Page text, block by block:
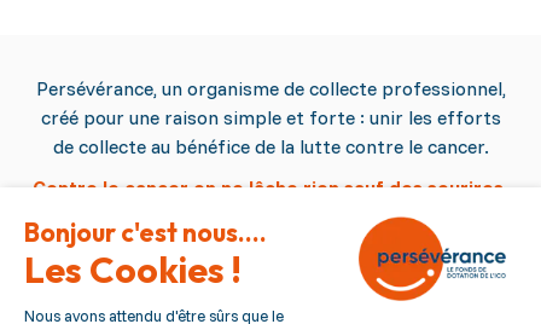
Persévérance, un organisme de collecte professionnel,
créé pour une raison simple et forte : unir les efforts
de collecte au bénéfice de la lutte contre le cancer.
Contre le cancer on ne lâche rien sauf des sourires.
Persévérance
Qui sommes nous ?